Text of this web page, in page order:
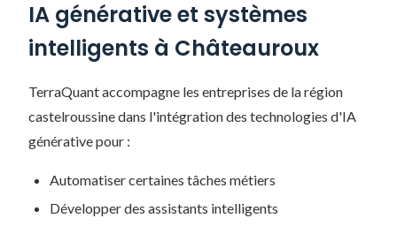
IA générative et systèmes
intelligents à Châteauroux
TerraQuant accompagne les entreprises de la région
castelroussine dans l'intégration des technologies d'IA
générative pour :
Automatiser certaines tâches métiers
Développer des assistants intelligents